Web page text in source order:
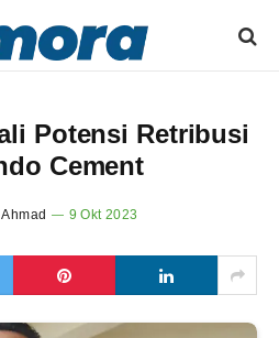
Potensi Retribusi
Cement
9 Okt 2023